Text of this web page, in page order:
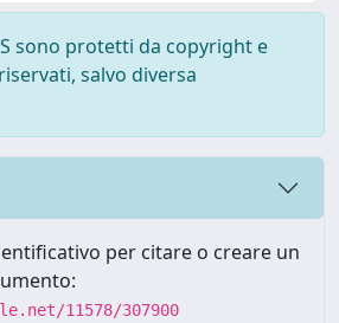
sono protetti da copyright e
salvo diversa
per citare o creare un
11578/307900